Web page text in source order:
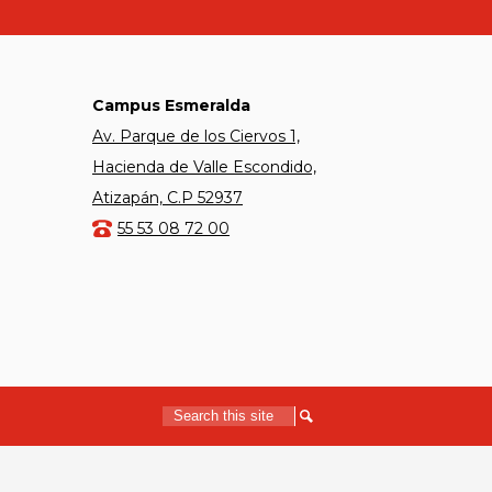
Campus Esmeralda
Av. Parque de los Ciervos 1,
Hacienda de Valle Escondido,
Atizapán, C.P 52937
55 53 08 72 00
Search